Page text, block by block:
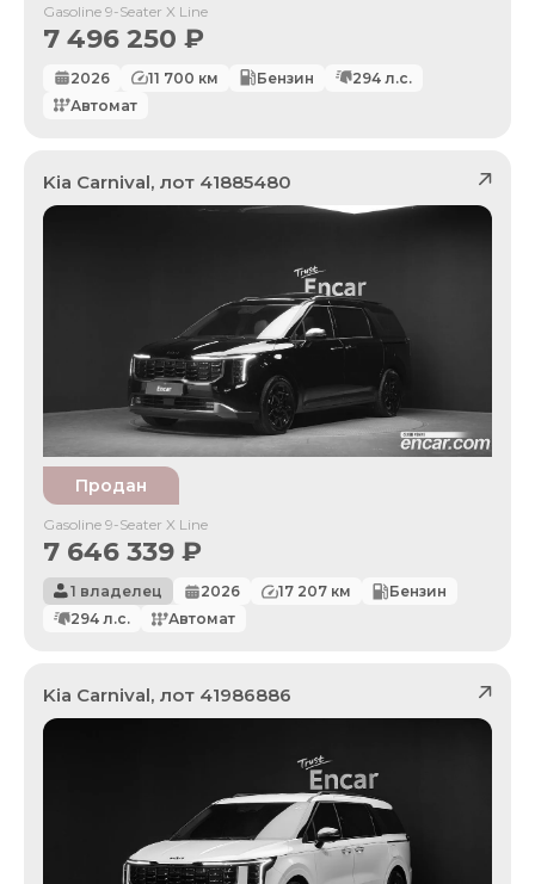
Gasoline 9-Seater X Line
7 496 250 ₽
2026 11 700 км Бензин 294 л.с.
Автомат
Kia Carnival, лот 41885480
Продан
Gasoline 9-Seater X Line
7 646 339 ₽
1 владелец 2026 17 207 км
Бензин
294 л.с. Автомат
Kia Carnival, лот 41986886